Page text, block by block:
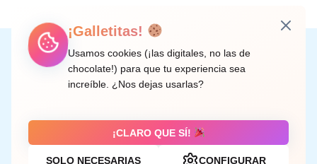
Instagram
Facebook
X LinkedIn
Correo electrónico
C/ Doctor Rodríguez de la Fuente, 8 València
¡Galletitas!
Usamos cookies (¡las digitales, no las de
chocolate!) para que tu experiencia sea
increíble. ¿Nos dejas usarlas?
¡CLARO QUE SÍ!
SOLO NECESARIAS CONFIGURAR